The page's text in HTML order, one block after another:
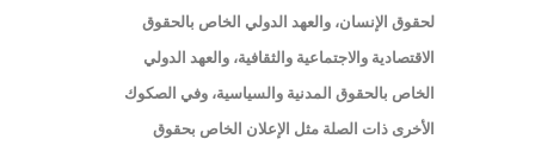
لحقوق الإنسان، والعهد الدولي الخاص بالحقوق
الاقتصادية والاجتماعية والثقافية، والعهد الدولي
الخاص بالحقوق المدنية والسياسية، وفي الصكوك
الأخرى ذات الصلة مثل الإعلان الخاص بحقوق